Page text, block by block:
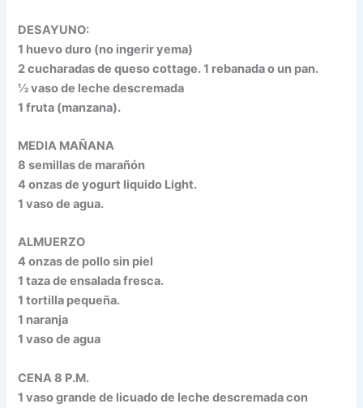
DESAYUNO:
1 huevo duro (no ingerir yema)
2 cucharadas de queso cottage. 1 rebanada o un pan.
½ vaso de leche descremada
1 fruta (manzana).
MEDIA MAÑANA
8 semillas de marañón
4 onzas de yogurt liquido Light.
1 vaso de agua.
ALMUERZO
4 onzas de pollo sin piel
1 taza de ensalada fresca.
1 tortilla pequeña.
1 naranja
1 vaso de agua
CENA 8 P.M.
1 vaso grande de licuado de leche descremada con